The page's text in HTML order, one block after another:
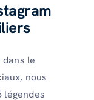
le
nous
légendes